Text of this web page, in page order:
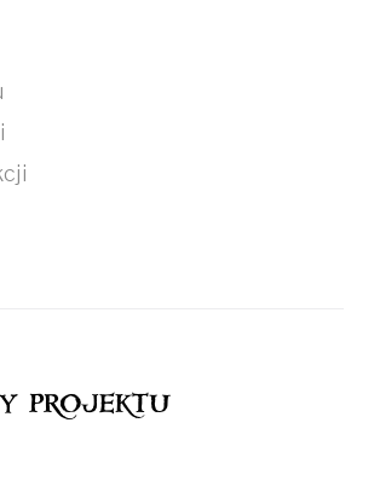
projektu